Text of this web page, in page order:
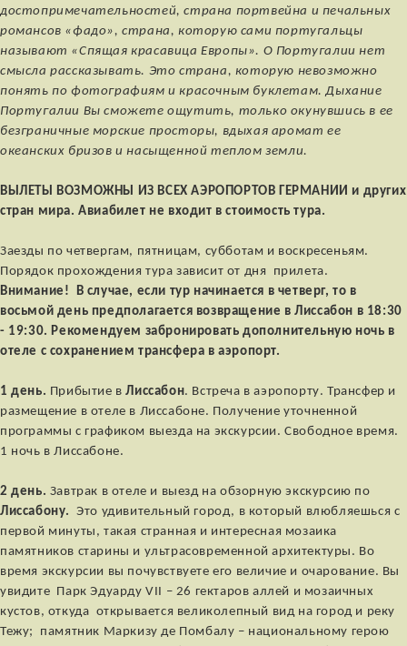
достопримечательностей, страна портвейна и печальных
романсов «фадо», страна, которую сами португальцы
называют «Спящая красавица Европы». О Португалии нет
смысла рассказывать. Это страна, которую невозможно
понять по фотографиям и красочным буклетам. Дыхание
Португалии Вы сможете ощутить, только окунувшись в ее
безграничные морские просторы, вдыхая аромат ее
океанских бризов и насыщенной теплом земли.
ВЫЛЕТЫ ВОЗМОЖНЫ ИЗ ВСЕХ АЭРОПОРТОВ ГЕРМАНИИ и других
стран мира. Авиабилет не входит в стоимость тура.
Заезды по четвергам, пятницам, субботам и воскресеньям.
Порядок прохождения тура зависит от дня прилета.
Внимание! В случае, если тур начинается в четверг, то в
восьмой день предполагается возвращение в Лиссабон в 18:30
- 19:30. Рекомендуем забронировать дополнительную ночь в
отеле с сохранением трансфера в аэропорт.
1 день. Прибытие вЛиссабон. Встреча в аэропорту. Трансфер и
размещение в отеле в Лиссабоне. Получение уточненной
программы с графиком выезда на экскурсии. Свободное время.
1 ночь в Лиссабоне.
2 день. Завтрак в отеле и выезд на обзорную экскурсию по
Лиссабону. Это удивительный город, в который влюбляешься с
первой минуты, такая странная и интересная мозаика
памятников старины и ультрасовременной архитектуры. Во
время экскурсии вы почувствуете его величие и очарование. Вы
увидите Парк Эдуарду VII – 26 гектаров аллей и мозаичных
кустов, откуда открывается великолепный вид на город и реку
Тежу; памятник Маркизу де Помбалу – национальному герою